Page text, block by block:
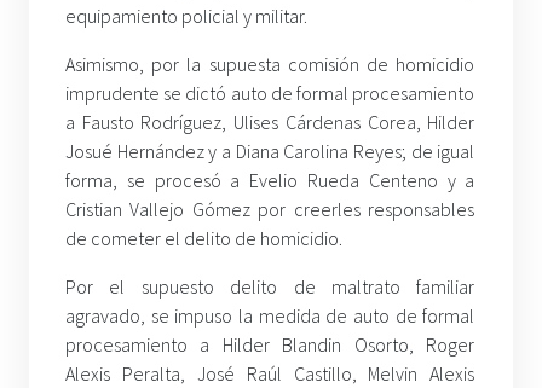
equipamiento policial y militar.
Asimismo, por la supuesta comisión de homicidio
imprudente se dictó auto de formal procesamiento
a Fausto Rodríguez, Ulises Cárdenas Corea, Hilder
Josué Hernández y a Diana Carolina Reyes; de igual
forma, se procesó a Evelio Rueda Centeno y a
Cristian Vallejo Gómez por creerles responsables
de cometer el delito de homicidio.
Por el supuesto delito de maltrato familiar
agravado, se impuso la medida de auto de formal
procesamiento a Hilder Blandin Osorto, Roger
Alexis Peralta, José Raúl Castillo, Melvin Alexis